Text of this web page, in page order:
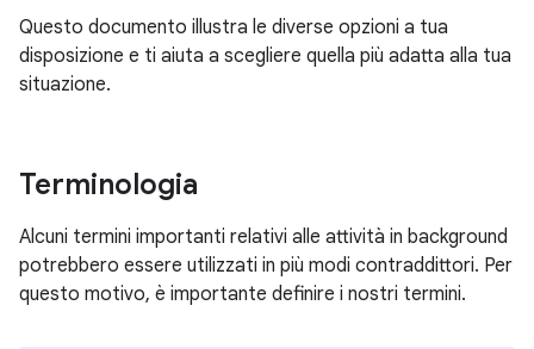
Questo documento illustra le diverse opzioni a tua
disposizione e ti aiuta a scegliere quella più adatta alla tua
situazione.
Terminologia
Alcuni termini importanti relativi alle attività in background
potrebbero essere utilizzati in più modi contraddittori. Per
questo motivo, è importante definire i nostri termini.